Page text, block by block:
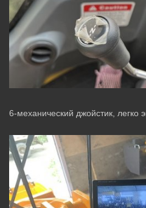
6-механический джойстик, легко